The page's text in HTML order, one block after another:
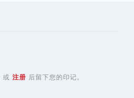
或 注册 后留下您的印记。